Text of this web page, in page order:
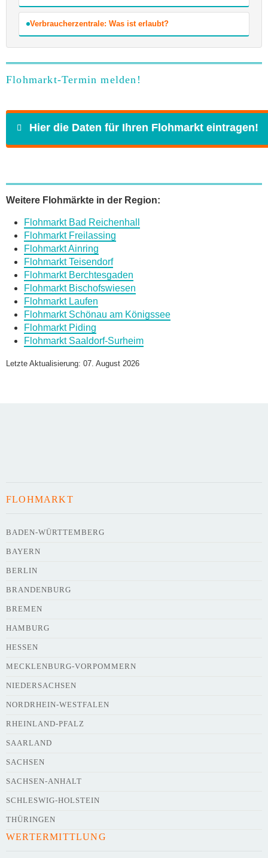
Verbraucherzentrale: Was ist erlaubt?
Flohmarkt-Termin melden!
Hier die Daten für Ihren Flohmarkt eintragen!
E-Mail*
Daten des Flohmarkts
Name des Flohmarkts
Webseite
Kurze Beschreibung des Flohmarkts
Kontaktdaten des Veranstalters
Weitere Flohmärkte in der Region:
Flohmarkt Bad Reichenhall
Flohmarkt Freilassing
Flohmarkt Ainring
Flohmarkt Teisendorf
Flohmarkt Berchtesgaden
Flohmarkt Bischofswiesen
Flohmarkt Laufen
Flohmarkt Schönau am Königssee
Flohmarkt Piding
Flohmarkt Saaldorf-Surheim
Letzte Aktualisierung: 07. August 2026
FLOHMARKT
BADEN-WÜRTTEMBERG
BAYERN
BERLIN
BRANDENBURG
BREMEN
HAMBURG
HESSEN
MECKLENBURG-VORPOMMERN
NIEDERSACHSEN
NORDRHEIN-WESTFALEN
RHEINLAND-PFALZ
SAARLAND
SACHSEN
SACHSEN-ANHALT
SCHLESWIG-HOLSTEIN
THÜRINGEN
WERTERMITTLUNG